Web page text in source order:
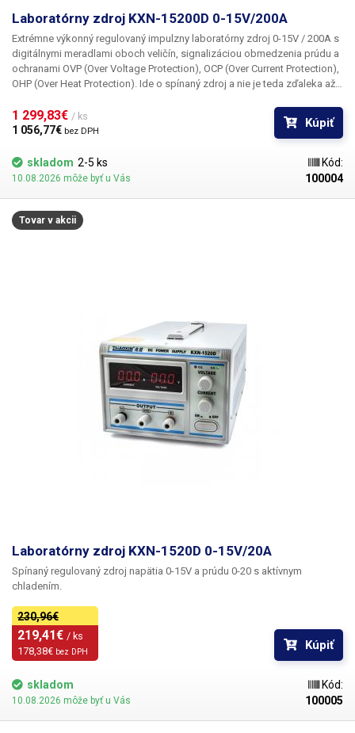
Hmotnosť 5.2 kg
Napájacie napätie 230V/50Hz
hĺbka) [mm]
Hmotnosť balenia [kg]:
Laboratórny zdroj KXN-15200D 0-15V/200A
Extrémne výkonný regulovaný impulzny laboratórny zdroj 0-15V / 200A s
digitálnymi meradlami oboch veličín, signalizáciou obmedzenia prúdu a
ochranami OVP (Over Voltage Protection), OCP (Over Current Protection),
OHP (Over Heat Protection). Ide o spínaný zdroj a nie je teda zďaleka až
transformátorom.
1 299,83€ / ks
1 056,77€ bez DPH
Kúpiť
skladom 2-5 ks
10.08.2026 môže byť u Vás
Kód:
100004
Laboratórny zdroj KXN-1520D 0-15V/20A
Spínaný regulovaný zdroj napätia 0-15V a prúdu 0-20 s aktívnym
chladením.
230,96€
219,41€ / ks
178,38€ bez DPH Kúpiť
skladom
10.08.2026 môže byť u Vás
Kód:
100005
Tovar v akcii